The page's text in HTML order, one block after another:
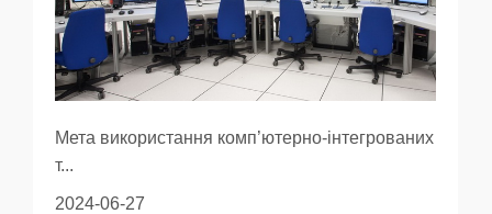
Мета використання комп’ютерно-інтегрованих
т...
2024-06-27